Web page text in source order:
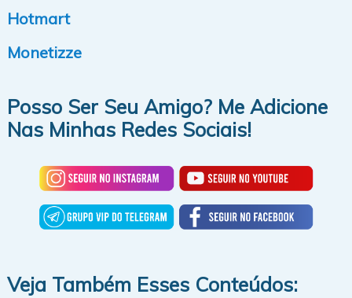
Hotmart
Monetizze
Posso Ser Seu Amigo? Me Adicione
Nas Minhas Redes Sociais!
Veja Também Esses Conteúdos: